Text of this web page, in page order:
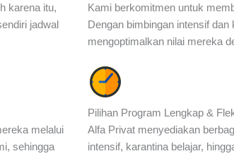
karena itu,
jadwal
melalui
sehingga
Kami berkomitmen untuk
Dengan bimbingan intensif
mengoptimalkan nilai mereka
Pilihan Program Lengkap &
Alfa Privat menyediakan
intensif, karantina belajar,